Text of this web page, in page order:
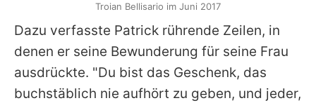
Dazu verfasste Patrick rührende Zeilen, in
denen er seine Bewunderung für seine Frau
ausdrückte. "Du bist das Geschenk, das
buchstäblich nie aufhört zu geben, und jeder,
Troian Bellisario im Juni 2017